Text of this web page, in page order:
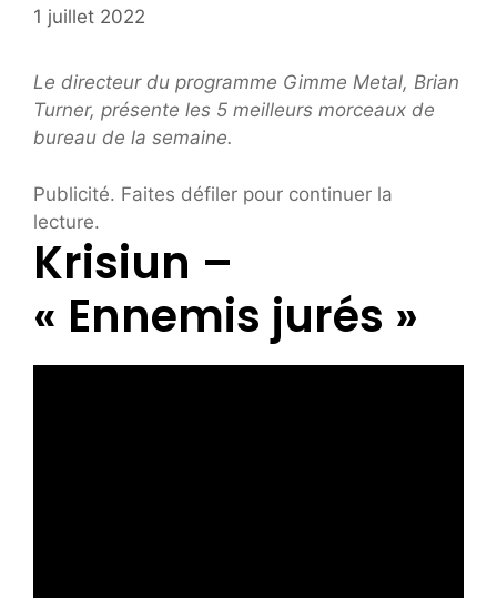
1 juillet 2022
Le directeur du programme Gimme Metal, Brian
Turner, présente les 5 meilleurs morceaux de
bureau de la semaine.
Publicité. Faites défiler pour continuer la
lecture.
Krisiun –
« Ennemis jurés »